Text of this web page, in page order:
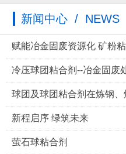
新闻中心 / NEWS
赋能冶金固废资源化 矿粉粘合剂助
冷压球团粘合剂--冶金固废
球团及球团粘合剂在炼钢、
新程启序 绿筑未来
萤石球粘合剂